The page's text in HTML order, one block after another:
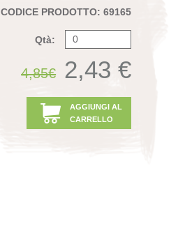
CODICE PRODOTTO: 69165
Qtà:
4,85€ 2,43 €
AGGIUNGI AL
CARRELLO